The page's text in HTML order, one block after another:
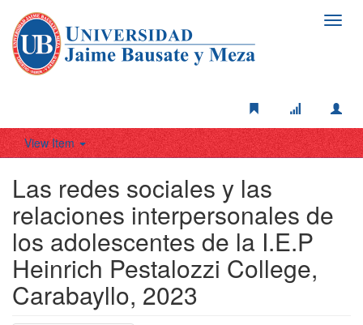
View Item
Las redes sociales y las
relaciones interpersonales de
los adolescentes de la I.E.P
Heinrich Pestalozzi College,
Carabayllo, 2023